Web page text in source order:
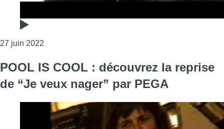
27 juin 2022
POOL IS COOL : découvrez la reprise
de “Je veux nager” par PEGA